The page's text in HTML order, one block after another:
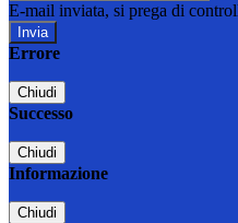
E-mail inviata, si prega di
Errore
Chiudi
Successo
Chiudi
Informazione
Chiudi